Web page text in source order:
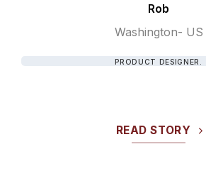
Rob
Washington- US
PRODUCT DESIGNER.
READ STORY